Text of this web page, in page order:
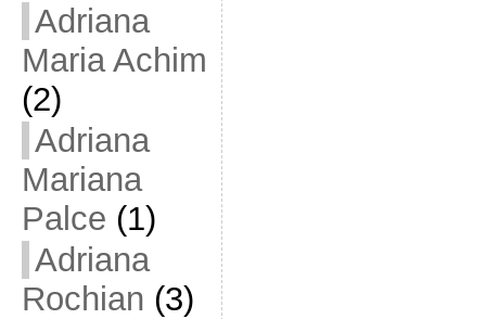
Adriana
Maria Achim
(2)
Adriana
Mariana
Palce (1)
Adriana
Rochian (3)